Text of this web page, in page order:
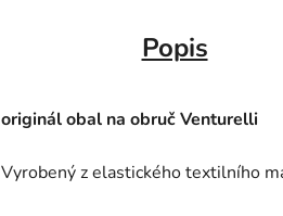
Popis
originál obal na obruč Venturelli
Vyrobený z elastického textilního